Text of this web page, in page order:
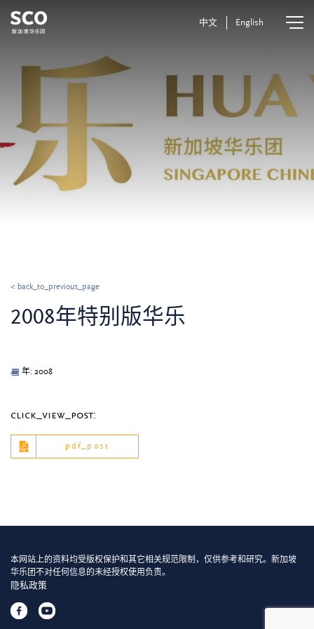
中文 English
< back_to_previous_page
2008年特别版华乐
年: 2008
click_view_post:
pdf_post
本网站上的资料均受版权保护和其它相关规范限制，仅供参考和研究。新加坡
华乐团不对任何信息的未经授权使用负责。
隐私政策